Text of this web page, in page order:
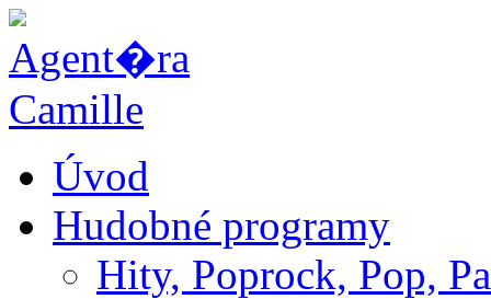
Úvod
Hudobné programy
Hity, Poprock, Pop,